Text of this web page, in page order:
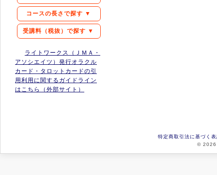
コースの長さで探す ▼
受講料（税抜）で探す ▼
ライトワークス（ＪＭＡ・
アソシエイツ）発行オラクル
カード・タロットカードの引
用利用に関するガイドライン
はこちら（外部サイト）
特定商取引法に基づく
© 2026